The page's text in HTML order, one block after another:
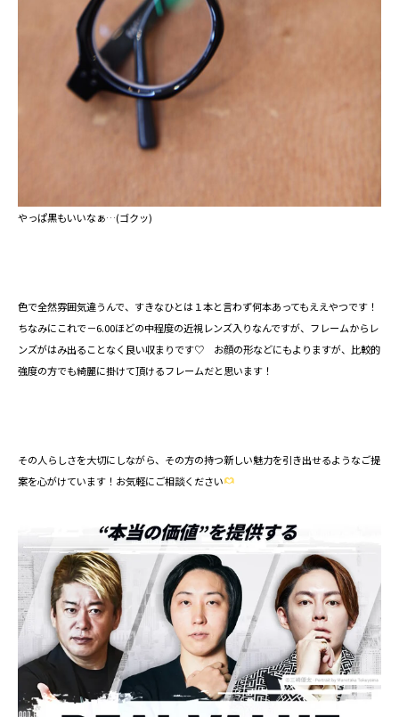
やっぱ黒もいいなぁ…(ゴクッ)
色で全然雰囲気違うんで、すきなひとは１本と言わず何本あってもええやつです！
ちなみにこれで－6.00ほどの中程度の近視レンズ入りなんですが、フレームからレ
ンズがはみ出ることなく良い収まりです♡ お顔の形などにもよりますが、比較的
強度の方でも綺麗に掛けて頂けるフレームだと思います！
その人らしさを大切にしながら、その方の持つ新しい魅力を引き出せるようなご提
案を心がけています！お気軽にご相談ください